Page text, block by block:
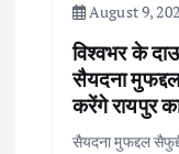
August 9,
विश्वभर के
सैयदना
करेंगे रायपुर का
सैयदना मुफद्दल